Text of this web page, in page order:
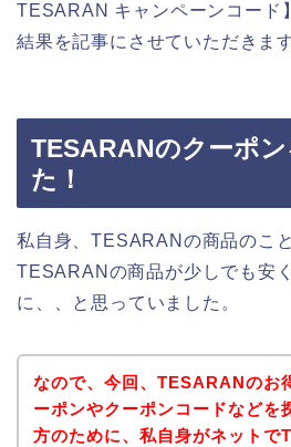
TESARAN キャンペーンコード
結果を記事にさせていただきます
TESARANのクーポ
た！
私自身、TESARANの商品のこ
TESARANの商品が少しでも安
に、、と思っていました。
なので、今回、TESARANのお
ーポンやクーポンコードなどを
方のために、私自身がネットで